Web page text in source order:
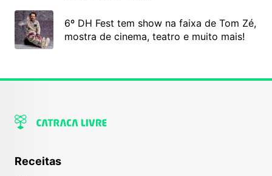
6º DH Fest tem show na faixa de Tom Zé,
mostra de cinema, teatro e muito mais!
Receitas